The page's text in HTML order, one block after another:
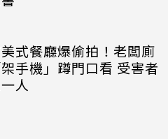
式餐廳爆偷拍！老闆廁
手機」蹲門口看 受害者
人